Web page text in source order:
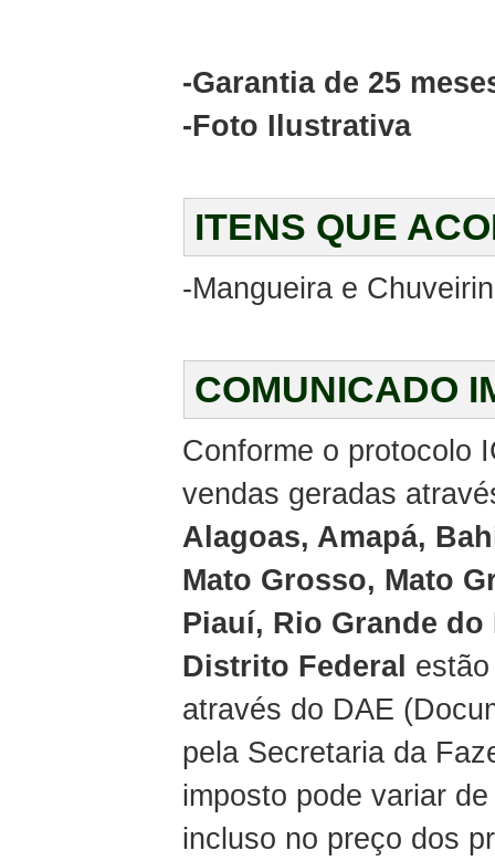
-Garantia de 25
-Foto Ilustrativa
ITENS QUE
-Mangueira e
COMUNICADO
Conforme o protocolo
vendas geradas
Alagoas, Amapá,
Mato Grosso, Mato
Piauí, Rio Grande
Distrito Federal
através do DAE
pela Secretaria da
imposto pode variar
incluso no preço dos